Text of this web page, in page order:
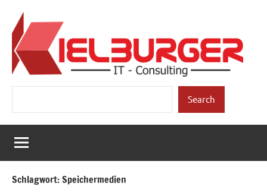
Inhalt
springen
Kielburger
IT-
Consulting
Search
Schlagwort:Speichermedien